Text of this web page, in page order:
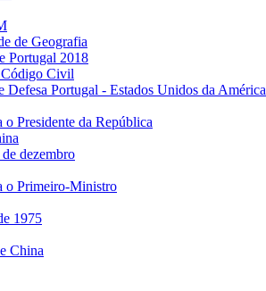
de Geografia
Portugal 2018
Código Civil
Defesa Portugal - Estados Unidos da América
Presidente da República
dezembro
o Primeiro-Ministro
1975
China